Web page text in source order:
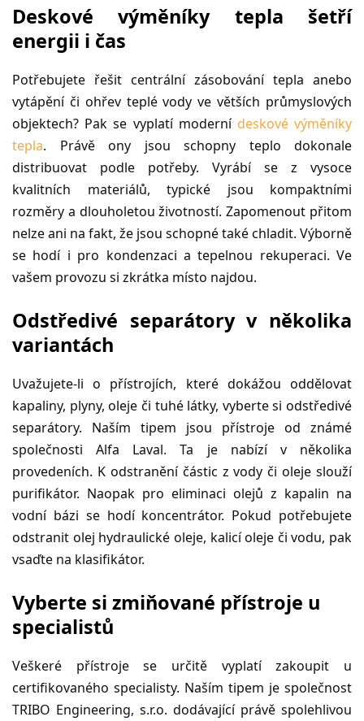
Deskové výměníky tepla šetří
energii i čas
Potřebujete řešit centrální zásobování tepla anebo
vytápění či ohřev teplé vody ve větších průmyslových
objektech? Pak se vyplatí moderní deskové výměníky
tepla. Právě ony jsou schopny teplo dokonale
distribuovat podle potřeby. Vyrábí se z vysoce
kvalitních materiálů, typické jsou kompaktními
rozměry a dlouholetou životností. Zapomenout přitom
nelze ani na fakt, že jsou schopné také chladit. Výborně
se hodí i pro kondenzaci a tepelnou rekuperaci. Ve
vašem provozu si zkrátka místo najdou.
Odstředivé separátory v několika
variantách
Uvažujete-li o přístrojích, které dokážou oddělovat
kapaliny, plyny, oleje či tuhé látky, vyberte si odstředivé
separátory. Naším tipem jsou přístroje od známé
společnosti Alfa Laval. Ta je nabízí v několika
provedeních. K odstranění částic z vody či oleje slouží
purifikátor. Naopak pro eliminaci olejů z kapalin na
vodní bázi se hodí koncentrátor. Pokud potřebujete
odstranit olej hydraulické oleje, kalicí oleje či vodu, pak
vsaďte na klasifikátor.
Vyberte si zmiňované přístroje u
specialistů
Veškeré přístroje se určitě vyplatí zakoupit u
certifikovaného specialisty. Naším tipem je společnost
TRIBO Engineering, s.r.o. dodávající právě spolehlivou